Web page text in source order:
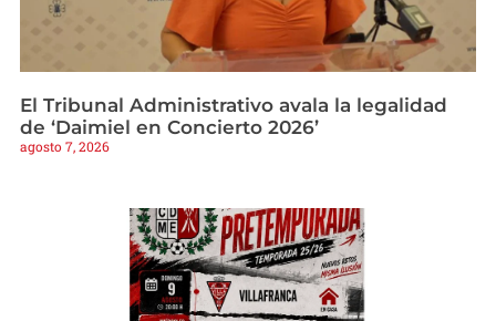
El Tribunal Administrativo avala la legalidad
de ‘Daimiel en Concierto 2026’
agosto 7, 2026